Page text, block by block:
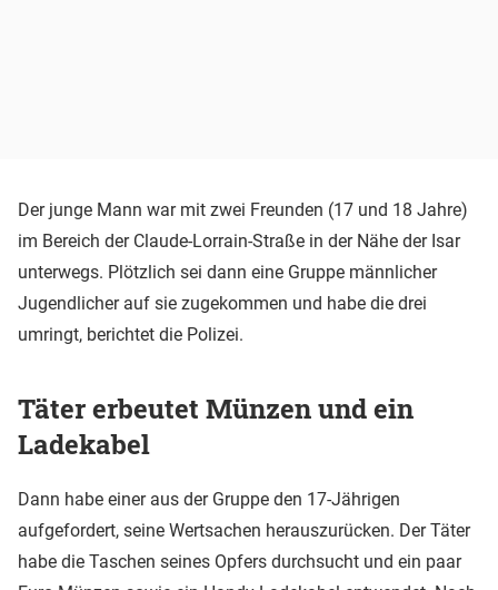
Der junge Mann war mit zwei Freunden (17 und 18 Jahre)
im Bereich der Claude-Lorrain-Straße in der Nähe der Isar
unterwegs. Plötzlich sei dann eine Gruppe männlicher
Jugendlicher auf sie zugekommen und habe die drei
umringt, berichtet die Polizei.
Täter erbeutet Münzen und ein
Ladekabel
Dann habe einer aus der Gruppe den 17-Jährigen
aufgefordert, seine Wertsachen herauszurücken. Der Täter
habe die Taschen seines Opfers durchsucht und ein paar